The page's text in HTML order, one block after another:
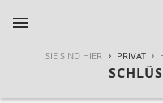
SIE SIND HIER PRIVAT